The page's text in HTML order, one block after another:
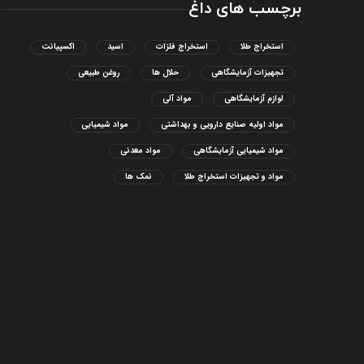
برچسب های داغ
استخراج طلا استخراج فلزات اسید اکسپیانت
تجهیزات آزمایشگاهی حلال ها روغن طبیعی
لوازم آزمایشگاهی مواد آلی
مواد اولیه صنایع دارویی و بهداشتی مواد شیمیایی
مواد شیمیایی آزمایشگاهی مواد معدنی
مواد و تجهیزات استخراج طلا نمک ها